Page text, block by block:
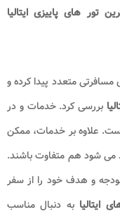
تور های پاییزی ایتالیا
متعدد پیدا کرده و
بررسی کرد. خدمات و در
علاوه بر خدمات، ممکن
می شود هم متفاوت باشند.
و هدف خود را از سفر
ایتالیابه دنبال مناسب